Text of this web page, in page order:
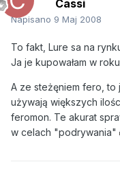
Cassi
Napisano 9 Maj 2008
To fakt, Lure sa na
Ja je kupowałam w
A ze steżęniem fero, to
używają większych
feromon. Te akurat
w celach "podrywania"